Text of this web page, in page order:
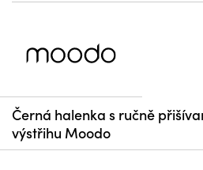
Černá halenka s ručně
výstřihu Moodo